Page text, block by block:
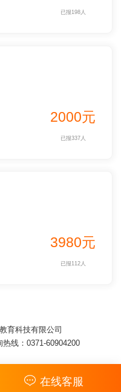
已报198人
2000元
已报337人
3980元
已报112人
河南天任教育科技有限公司
线：0371-60904200
在线客服